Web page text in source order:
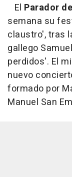
El Parador
semana su
claustro', tras
gallego
perdidos'. El
nuevo
formado por
Manuel San